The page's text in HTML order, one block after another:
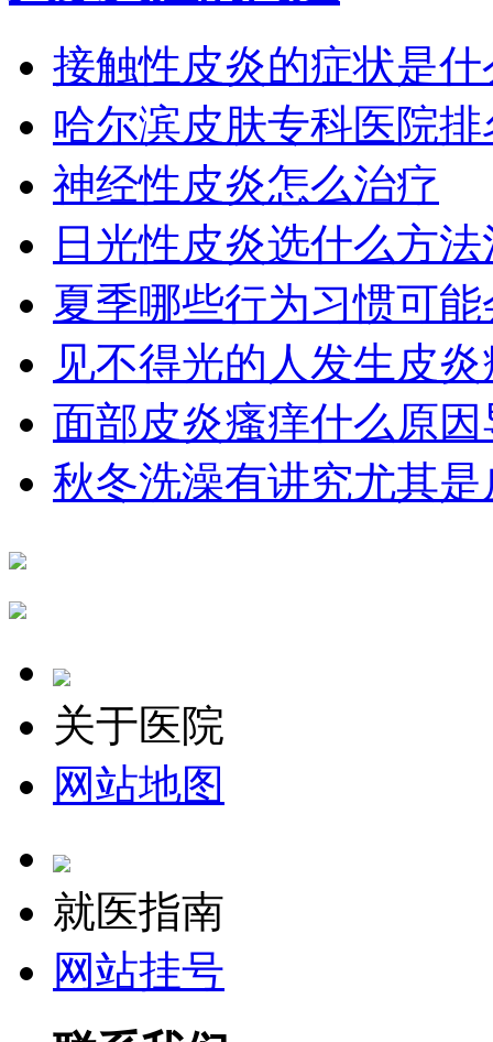
接触性皮炎的症状是
哈尔滨皮肤专科医院排
神经性皮炎怎么治疗
日光性皮炎选什么方
夏季哪些行为习惯可
见不得光的人发生皮
面部皮炎瘙痒什么原因
秋冬洗澡有讲究尤其
关于医院
网站地图
就医指南
网站挂号